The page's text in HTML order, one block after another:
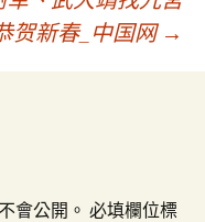
贺新春_中国网 →
會公開。 必填欄位標